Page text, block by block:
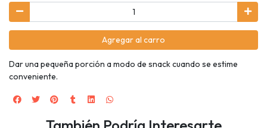
Agregar al carro
Dar una pequeña porción a modo de snack cuando se estime
conveniente.